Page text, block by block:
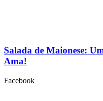
Salada de Maionese:
Ama!
Facebook